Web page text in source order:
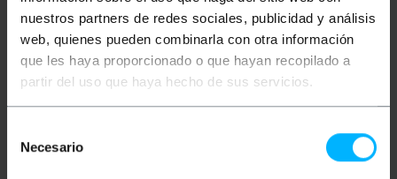
nuestros partners de redes sociales, publicidad y análisis
web, quienes pueden combinarla con otra información
que les haya proporcionado o que hayan recopilado a
partir del uso que haya hecho de sus servicios.
Necesario
Więcej informacji
Opis
Adapter tulei gwintowej E27 do tulei E40.